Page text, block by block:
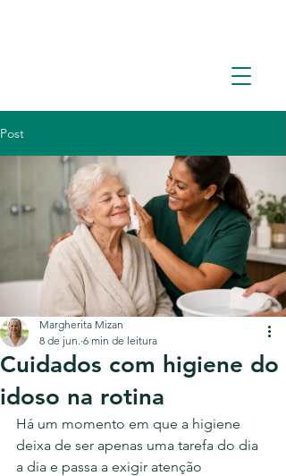
Post
Cuidados com higiene do
idoso na rotina
Margherita Mizan
8 de jun. 6 min de leitura
Há um momento em que a higiene
deixa de ser apenas uma tarefa do dia
a dia e passa a exigir atenção